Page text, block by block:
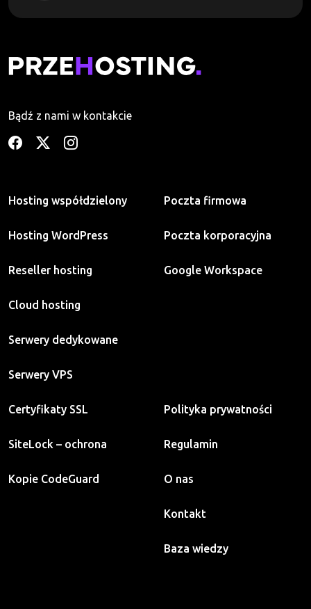
Bądź z nami w kontakcie
Hosting współdzielony
Hosting WordPress
Reseller hosting
Cloud hosting
Serwery dedykowane
Serwery VPS
Poczta firmowa
Poczta korporacyjna
Google Workspace
Certyfikaty SSL
SiteLock – ochrona
Kopie CodeGuard
Polityka prywatności
Regulamin
O nas
Kontakt
Baza wiedzy